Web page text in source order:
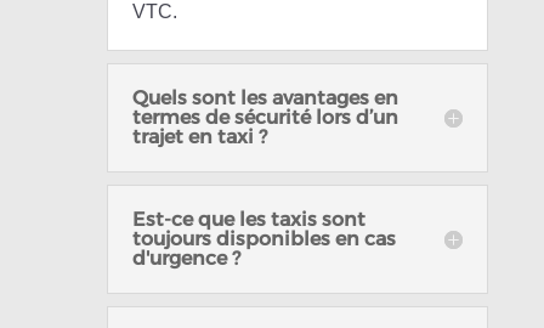
VTC.
Quels sont les avantages en
termes de sécurité lors d’un
trajet en taxi ?
Est-ce que les taxis sont
toujours disponibles en cas
d'urgence ?